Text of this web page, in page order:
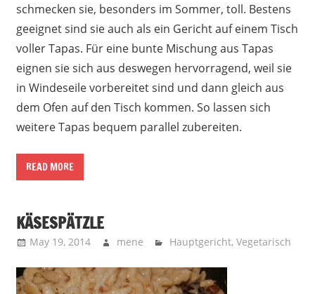
schmecken sie, besonders im Sommer, toll. Bestens
geeignet sind sie auch als ein Gericht auf einem Tisch
voller Tapas. Für eine bunte Mischung aus Tapas
eignen sie sich aus deswegen hervorragend, weil sie
in Windeseile vorbereitet sind und dann gleich aus
dem Ofen auf den Tisch kommen. So lassen sich
weitere Tapas bequem parallel zubereiten.
READ MORE
KÄSESPÄTZLE
May 19, 2014 mene Hauptgericht,Vegetarisch